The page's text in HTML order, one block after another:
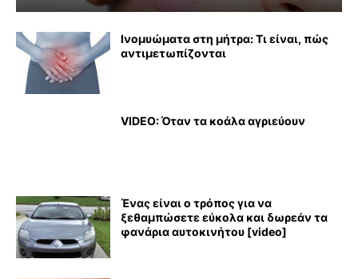
Ινομυώματα στη μήτρα: Τι είναι, πώς
αντιμετωπίζονται
VIDEO: Όταν τα κοάλα αγριεύουν
Ένας είναι ο τρόπος για να
ξεθαμπώσετε εύκολα και δωρεάν τα
φανάρια αυτοκινήτου [video]